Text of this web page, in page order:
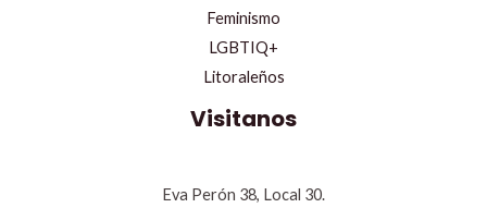
Feminismo
LGBTIQ+
Litoraleños
Visitanos
Eva Perón 38, Local 30.